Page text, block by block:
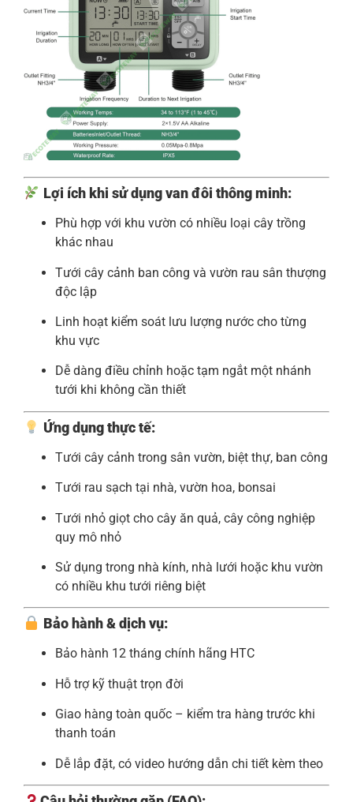
Lợi ích khi sử dụng van đôi thông minh:
Phù hợp với khu vườn có nhiều loại cây trồng
khác nhau
Tưới cây cảnh ban công và vườn rau sân thượng
độc lập
Linh hoạt kiểm soát lưu lượng nước cho từng
khu vực
Dễ dàng điều chỉnh hoặc tạm ngắt một nhánh
tưới khi không cần thiết
Ứng dụng thực tế:
Tưới cây cảnh trong sân vườn, biệt thự, ban công
Tưới rau sạch tại nhà, vườn hoa, bonsai
Tưới nhỏ giọt cho cây ăn quả, cây công nghiệp
quy mô nhỏ
Sử dụng trong nhà kính, nhà lưới hoặc khu vườn
có nhiều khu tưới riêng biệt
Bảo hành & dịch vụ:
Bảo hành 12 tháng chính hãng HTC
Hỗ trợ kỹ thuật trọn đời
Giao hàng toàn quốc – kiểm tra hàng trước khi
thanh toán
Dễ lắp đặt, có video hướng dẫn chi tiết kèm theo